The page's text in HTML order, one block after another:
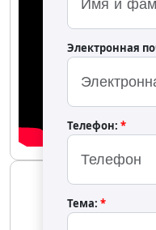
OS-150
Электронная
Телефон: *
Тема: *